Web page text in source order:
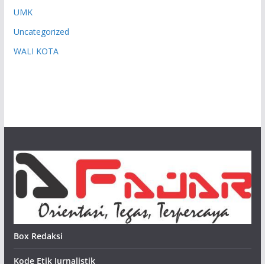
UMK
Uncategorized
WALI KOTA
Box Redaksi
Kode Etik Jurnalistik